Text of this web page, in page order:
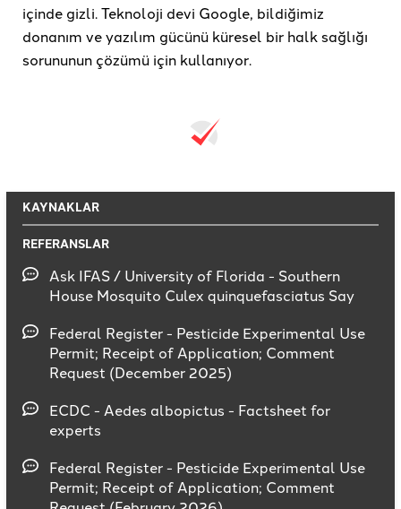
içinde gizli. Teknoloji devi Google, bildiğimiz
donanım ve yazılım gücünü küresel bir halk sağlığı
sorununun çözümü için kullanıyor.
KAYNAKLAR
REFERANSLAR
Ask IFAS / University of Florida - Southern
House Mosquito Culex quinquefasciatus Say
Federal Register - Pesticide Experimental Use
Permit; Receipt of Application; Comment
Request (December 2025)
ECDC - Aedes albopictus - Factsheet for
experts
Federal Register - Pesticide Experimental Use
Permit; Receipt of Application; Comment